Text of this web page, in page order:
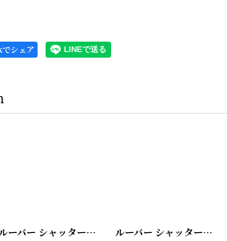
シェア
11] ルーバー シャッター
[20200331-13 ] ルーバー シャッター
[